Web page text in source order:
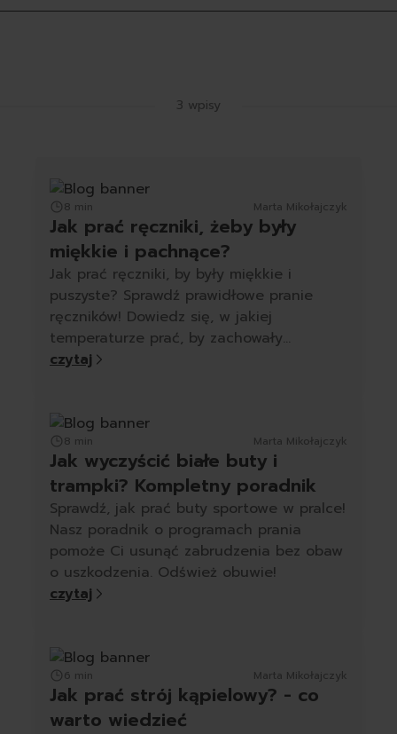
3 wpisy
8 min Marta Mikołajczyk
Jak prać ręczniki, żeby były
miękkie i pachnące?
Jak prać ręczniki, by były miękkie i
puszyste? Sprawdź prawidłowe pranie
ręczników! Dowiedz się, w jakiej
temperaturze prać, by zachowały
miękkość.
czytaj
8 min Marta Mikołajczyk
Jak wyczyścić białe buty i
trampki? Kompletny poradnik
Sprawdź, jak prać buty sportowe w pralce!
Nasz poradnik o programach prania
pomoże Ci usunąć zabrudzenia bez obaw
o uszkodzenia. Odśwież obuwie!
czytaj
6 min Marta Mikołajczyk
Jak prać strój kąpielowy? - co
warto wiedzieć